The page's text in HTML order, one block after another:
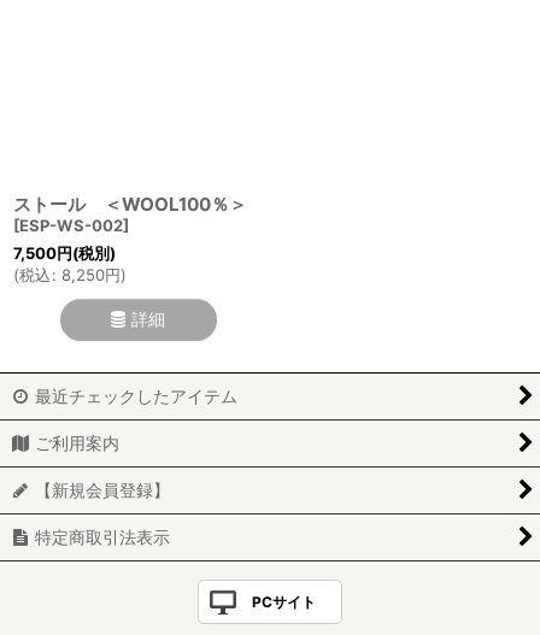
ストール ＜WOOL100％＞
[ESP-WS-002]
7,500円(税別)
(税込: 8,250円)
詳細
最近チェックしたアイテム
ご利用案内
【新規会員登録】
特定商取引法表示
PCサイト